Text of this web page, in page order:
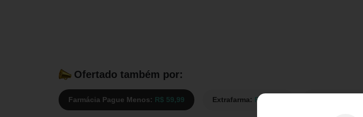
Ofertado também por:
Farmácia Pague Menos: R$ 59,99 Extrafarma: R$ 59,99